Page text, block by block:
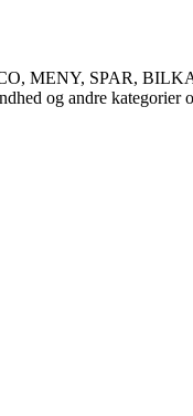
MENY, SPAR,
og andre